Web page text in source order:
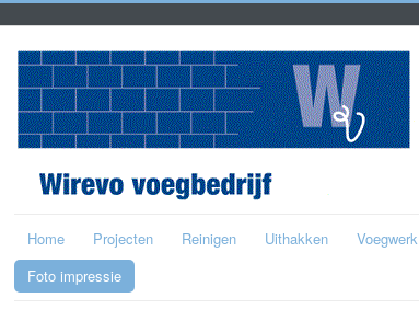
Home Projecten Reinigen Uithakken Voegwerk
Foto impressie